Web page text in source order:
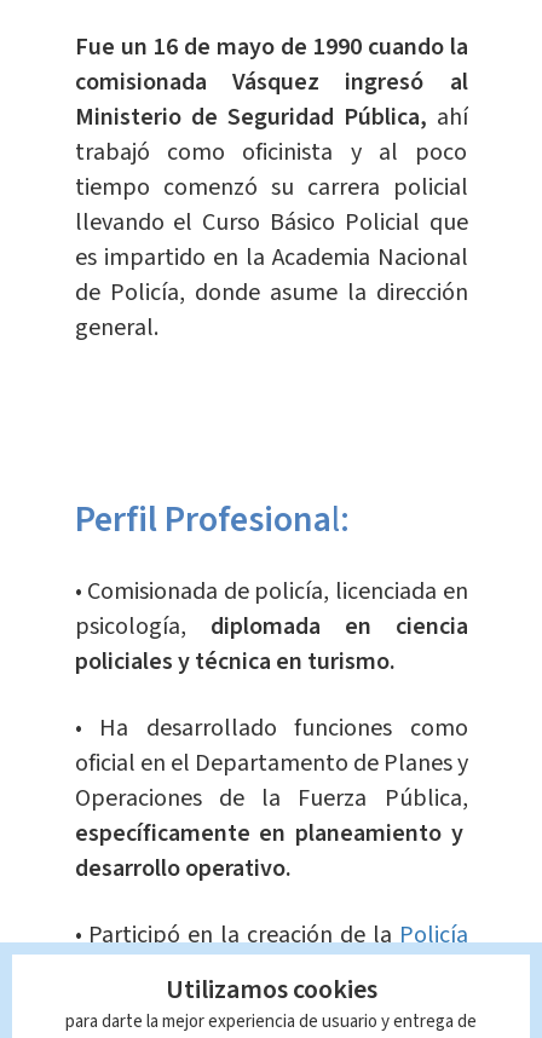
Fue un 16 de mayo de 1990 cuando la
comisionada Vásquez ingresó al
Ministerio de Seguridad Pública, ahí
trabajó como oficinista y al poco
tiempo comenzó su carrera policial
llevando el Curso Básico Policial que
es impartido en la Academia Nacional
de Policía, donde asume la dirección
general.
Perfil Profesional:
• Comisionada de policía, licenciada en
psicología, diplomada en ciencia
policiales y técnica en turismo.
• Ha desarrollado funciones como
oficial en el Departamento de Planes y
Operaciones de la Fuerza Pública,
específicamente en planeamiento y
desarrollo operativo.
• Participó en la creación de laPolicía
subdirectora y directora.
Utilizamos cookies
para darte la mejor experiencia de usuario y entrega de